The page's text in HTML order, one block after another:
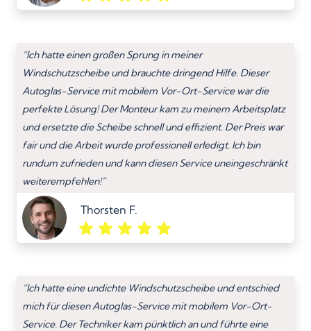
“Ich hatte einen großen Sprung in meiner
Windschutzscheibe und brauchte dringend Hilfe. Dieser
Autoglas-Service mit mobilem Vor-Ort-Service war die
perfekte Lösung! Der Monteur kam zu meinem Arbeitsplatz
und ersetzte die Scheibe schnell und effizient. Der Preis war
fair und die Arbeit wurde professionell erledigt. Ich bin
rundum zufrieden und kann diesen Service uneingeschränkt
weiterempfehlen!”
Thorsten F.
“Ich hatte eine undichte Windschutzscheibe und entschied
mich für diesen Autoglas-Service mit mobilem Vor-Ort-
Service. Der Techniker kam pünktlich an und führte eine